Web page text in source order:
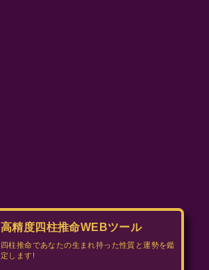
高精度四柱推命WEBツール
四柱推命であなたの生まれ持った性質と運勢を鑑
定します!